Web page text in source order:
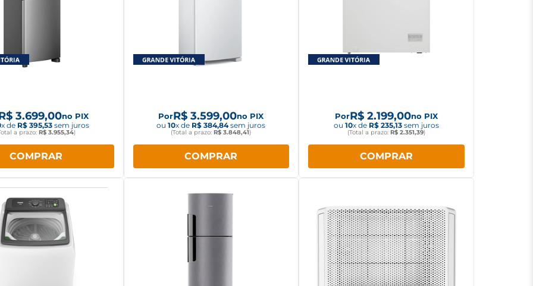
3.699,00no PIX
x de R$ 395,53 sem juros
a prazo:R$ 3.955,34)
COMPRAR
PorR$ 3.599,00no PIX
ou10x de R$ 384,84sem juros
(Total a prazo:R$ 3.848,41)
COMPRAR
PorR$ 2.199,00no PIX
ou10x de R$ 235,13 sem juros
(Total a prazo:R$ 2.351,39)
COMPRAR